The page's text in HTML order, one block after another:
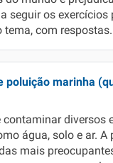
seguir os exercícios
tema, com
poluição marinha
contaminar diversos
água, solo e ar. A
mais